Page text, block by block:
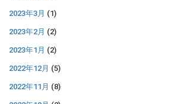
2023年3月 (1)
2023年2月 (2)
2023年1月 (2)
2022年12月 (5)
2022年11月 (8)